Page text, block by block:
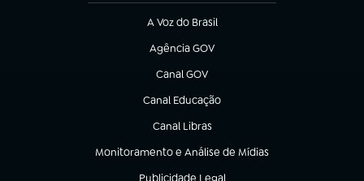
A Voz do Brasil
(abre em nova aba)
Agência GOV
(abre em nova aba)
Canal GOV
(abre em nova aba)
Canal Educação
(abre em nova aba)
Canal Libras
(abre em nova aba)
Monitoramento e Análise de Mídias
(abre em nova aba)